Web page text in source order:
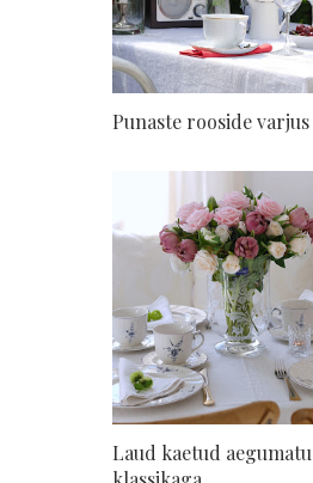
Punaste rooside varjus
Laud kaetud aegumatu